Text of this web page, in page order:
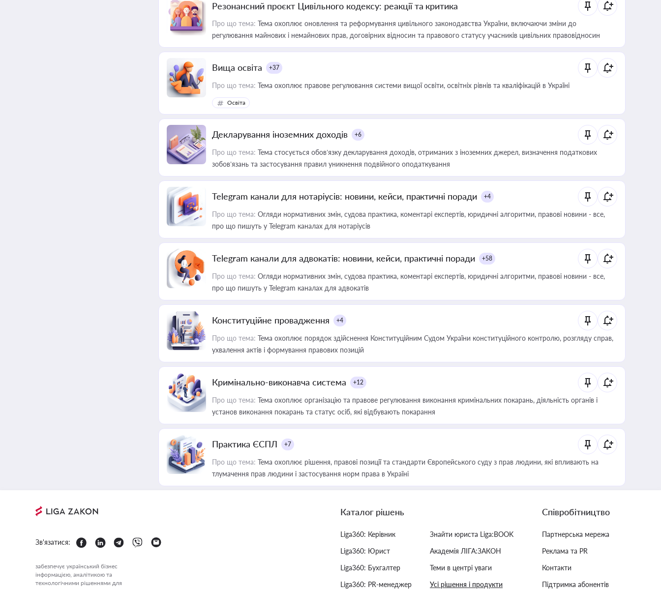
Резонансний проєкт Цивільного кодексу: реакції та критика
Про що тема: Тема охоплює оновлення та реформування цивільного законодавства України, включаючи зміни до
регулювання майнових і немайнових прав, договірних відносин та правового статусу учасників цивільних правовідносин
Вища освіта +37
Про що тема: Тема охоплює правове регулювання системи вищої освіти, освітніх рівнів та кваліфікацій в Україні
Освіта
Декларування іноземних доходів +6
Про що тема: Тема стосується обов’язку декларування доходів, отриманих з іноземних джерел, визначення податкових
зобов’язань та застосування правил уникнення подвійного оподаткування
Telegram канали для нотаріусів: новини, кейси, практичні поради +4
Про що тема: Огляди нормативних змін, судова практика, коментарі експертів, юридичні алгоритми, правові новини - все,
про що пишуть у Telegram каналах для нотаріусів
Telegram канали для адвокатів: новини, кейси, практичні поради +58
Про що тема: Огляди нормативних змін, судова практика, коментарі експертів, юридичні алгоритми, правові новини - все,
про що пишуть у Telegram каналах для адвокатів
Конституційне провадження +4
Про що тема: Тема охоплює порядок здійснення Конституційним Судом України конституційного контролю, розгляду справ,
ухвалення актів і формування правових позицій
Кримінально-виконавча система +12
Про що тема: Тема охоплює організацію та правове регулювання виконання кримінальних покарань, діяльність органів і
установ виконання покарань та статус осіб, які відбувають покарання
Практика ЄСПЛ +7
Про що тема: Тема охоплює рішення, правові позиції та стандарти Європейського суду з прав людини, які впливають на
тлумачення прав людини і застосування норм права в Україні
Зв'язатися:
забезпечує український бізнес
інформацією, аналітикою та
технологічними рішеннями для
Каталог рішень
Liga360: Керівник
Liga360: Юрист
Liga360: Бухгалтер
Liga360: PR-менеджер
Знайти юриста Liga:BOOK
Академія ЛІГА:ЗАКОН
Теми в центрі уваги
Усі рішення і продукти
Співробітництво
Партнерська мережа
Реклама та PR
Контакти
Підтримка абонентів